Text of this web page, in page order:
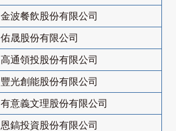
金波餐飲股份有限公司
佑晟股份有限公司
高通領投股份有限公司
豐光創能股份有限公司
有意義文理股份有限公司
恩鎬投資股份有限公司